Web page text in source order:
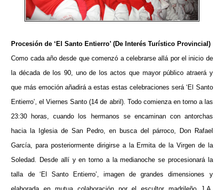
Procesión de ‘El Santo Entierro’ (De Interés Turístico Provincial)
Como cada año desde que comenzó a celebrarse allá por el inicio de
la década de los 90, uno de los actos que mayor público atraerá y
que más emoción añadirá a estas estas celebraciones será ‘El Santo
Entierro’, el Viernes Santo (14 de abril). Todo comienza en torno a las
23:30 horas, cuando los hermanos se encaminan con antorchas
hacia la Iglesia de San Pedro, en busca del párroco, Don Rafael
García, para posteriormente dirigirse a la Ermita de la Virgen de la
Soledad. Desde allí y en torno a la medianoche se procesionará la
talla de ‘El Santo Entierro’, imagen de grandes dimensiones y